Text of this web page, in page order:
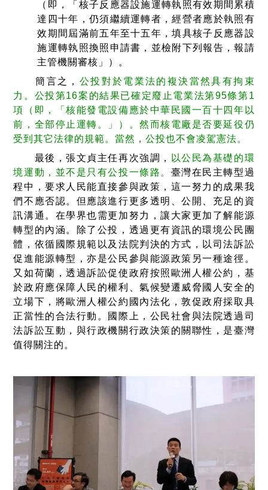
（即，「核子反應器設施運轉執照有效期間累積
達四十年，仍須繼續運轉者，經營者應於執照有
效期間屆滿前五年至十五年，填具核子反應器設
施運轉執照換照申請書，並檢附下列報告，報請
主管機關審核」）。
簡言之， 公投對於電業法的複決當然具有拘束
力。公投第16案的結果已確定廢止電業法第95條第1
項（即，「核能發電設備應於中華民國一百十四年以
前，全部停止運轉。」）。然而核電廠是否要延役仍
受到其它法律的規範。當然，公投也不會凌駕憲法。
最後，張文貞主任再次強調，
以公民為基礎的環
境運動，並不是只有公投一條路。 臺灣在民主轉型過
程中，要求人民能直接參與政策，這一努力的成果我
們不應否認。但應該進行更多透明、公開、充足的資
訊溝通。在學界也需更加努力，讓大家更加了解能源
轉型的內涵。除了公投，透過更有資訊的環境公民團
體，依循國際規範以及法院判決的方式，以司法訴訟
促進能源轉型，亦是公民參與能源政策另一種途徑。
又如荷蘭，透過訴訟促使政府按照歐洲人權公約，基
於政府應保障人民的權利、氣候變遷威脅國人安全的
立場下，將歐洲人權公約國內法化，敦促政府採取具
正當性的合法行動。國際上，公民社會與法院透過司
法訴訟互動，與行政機關行政決策的關聯性，是臺灣
值得關注的。